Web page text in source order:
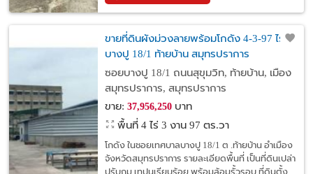
ขายที่ดินผังม่วงลายพร้อมโกดัง 4-3-97 ไร่
บางปู 18/1 ท้ายบ้าน สมุทรปราการ
ซอยบางปู 18/1 ถนนสุขุมวิท, ท้ายบ้าน, เมือง
สมุทรปราการ, สมุทรปราการ
ขาย: 37,956,250บาท
พื้นที่ 4 ไร่ 3 งาน 97 ตร.วา
โกดัง ในชอยเทศบาลบางปู 18/1 ต .ท้ายบ้าน อำเมือง
จังหวัดสมุทรปราการ รายละเอียดพื้นที่ เป็นที่ดินเปล่า
ปรับถม เทปูนเรียบร้อย พร้อมล้อมรั้วรอบ ที่ดินตั้ง